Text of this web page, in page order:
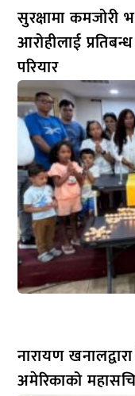
सुरक्षामा कमजोरी
आरोहीलाई
परियार
नारायण
अमेरिकाको